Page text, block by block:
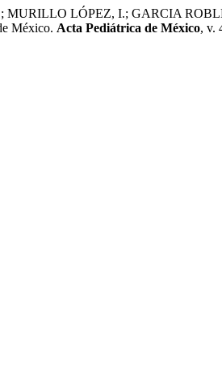
LÓPEZ, I.; GARCIA
México. Acta Pediátrica de México, v.